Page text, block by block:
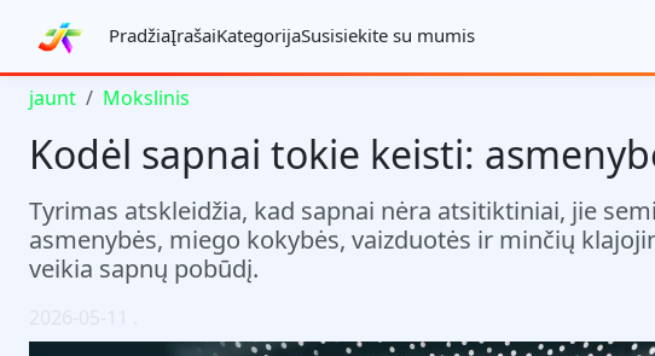
PradžiaĮrašaiKategorijaSusisiekite su mumis
jaunt Mokslinis
Kodėl sapnai tokie keisti:
Tyrimas atskleidžia, kad sapnai nėra atsitiktiniai, jie
asmenybės, miego kokybės, vaizduotės ir minčių
veikia sapnų pobūdį.
2026-05-11 .